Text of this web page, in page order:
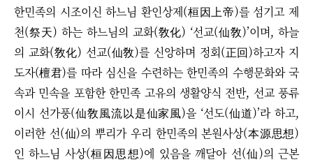
한민족의 시조이신 하느님 환인상제(桓因上帝)를 섬기고 제
천(祭天) 하는 하느님의 교화(敎化) ‘선교(仙敎)’이며, 하늘
의 교화(敎化) 선교(仙敎)를 신앙하며 정회(正回)하고자 지
도자(檀君)를 따라 심신을 수련하는 한민족의 수행문화와 국
속과 민속을 포함한 한민족 고유의 생활양식 전반, 선교 풍류
이시 선가풍(仙敎風流以是仙家風)을 ‘선도(仙道)’라 하고,
이러한 선(仙)의 뿌리가 우리 한민족의 본원사상(本源思想)
인 하느님 사상(桓因思想)에 있음을 깨달아 선(仙)의 근본